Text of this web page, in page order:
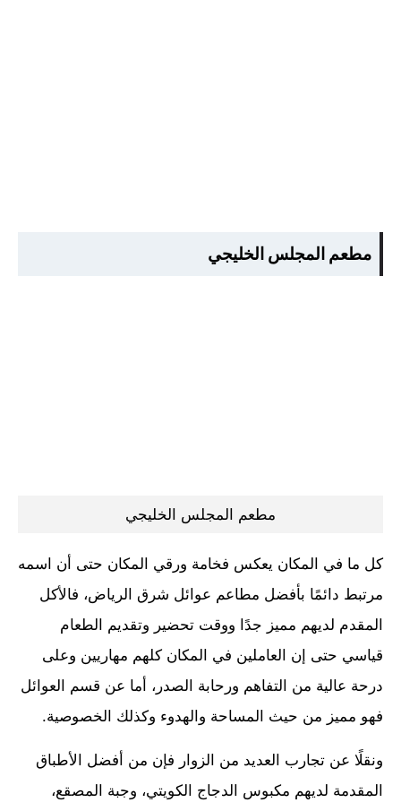
مطعم المجلس الخليجي
مطعم المجلس الخليجي
كل ما في المكان يعكس فخامة ورقي المكان حتى أن اسمه
مرتبط دائمًا بأفضل مطاعم عوائل شرق الرياض، فالأكل
المقدم لديهم مميز جدًا ووقت تحضير وتقديم الطعام
قياسي حتى إن العاملين في المكان كلهم مهاريين وعلى
درحة عالية من التفاهم ورحابة الصدر، أما عن قسم العوائل
فهو مميز من حيث المساحة والهدوء وكذلك الخصوصية.
ونقلًا عن تجارب العديد من الزوار فإن من أفضل الأطباق
المقدمة لديهم مكبوس الدجاج الكويتي، وجبة المصقع،